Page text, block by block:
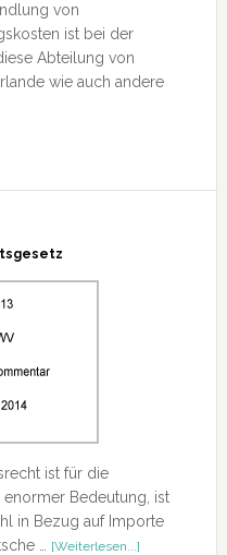
von
ist bei der
Abteilung von
wie auch andere
ist für die
Bedeutung, ist
in Bezug auf Importe
…
[Weiterlesen...]